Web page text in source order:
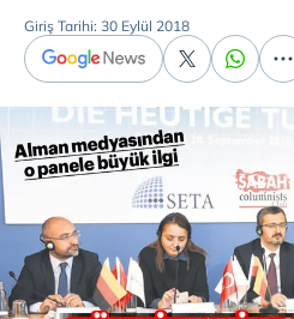
Giriş Tarihi: 30 Eylül 2018